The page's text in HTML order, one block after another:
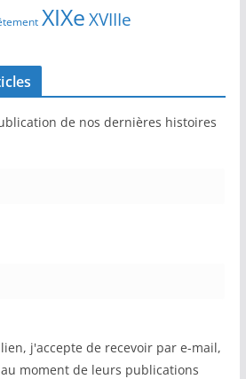
XIXeXVIIIe
de nos dernières histoires
j'accepte de recevoir par e-mail,
moment de leurs publications